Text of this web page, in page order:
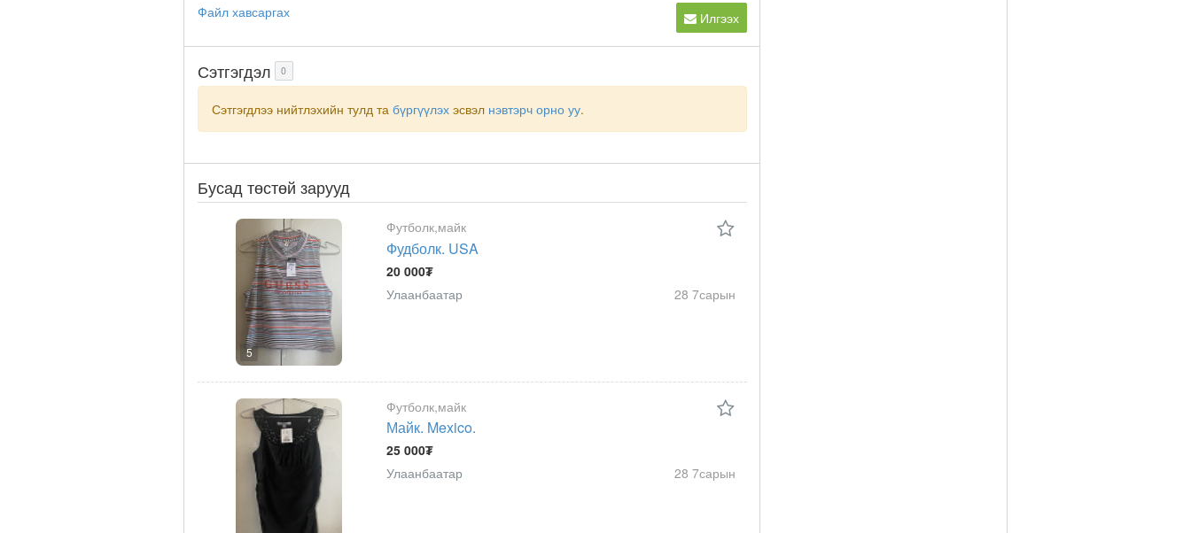
Файл хавсаргах Илгээх
Сэтгэгдэл 0
Сэтгэгдлээ нийтлэхийн тулд та бүргүүлэх эсвэл нэвтэрч орно уу.
Бусад төстөй зарууд
5
Футболк,майк
Фудболк. USA
20 000₮
Улаанбаатар
28 7сарын
Футболк,майк
Майк. Mexico.
25 000₮
Улаанбаатар
28 7сарын